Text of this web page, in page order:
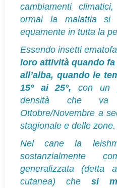
cambiamenti
ormai la malattia si
equamente in tutta la
Essendo insetti
loro attività quando
all’alba, quando le
15° ai 25°, con un
densità che
Ottobre/Novembre a
stagionale e delle zone.
Nel cane la
sostanzialmente
generalizzata (detta
cutanea) che si